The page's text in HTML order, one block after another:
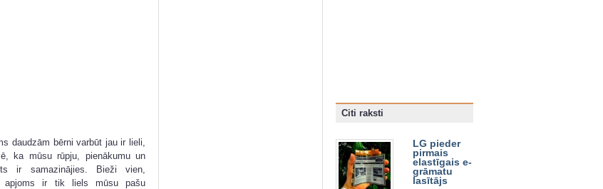
daudzām bērni varbūt jau ir lieli,
ka mūsu rūpju, pienākumu un
ir samazinājies. Bieži vien,
apjoms ir tik liels mūsu pašu
Citi raksti
LG pieder
pirmais
elastīgais e-
grāmatu
lasītājs